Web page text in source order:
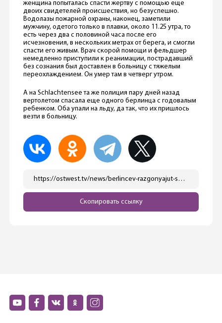
женщина попыталась спасти жертву с помощью еще
двоих свидетелей происшествия, но безуспешно.
Водолазы пожарной охраны, наконец, заметили
мужчину, одетого только в плавки, около 11.25 утра, то
есть через два с половиной часа после его
исчезновения, в нескольких метрах от берега, и смогли
спасти его живым. Врач скорой помощи и фельдшер
немедленно приступили к реанимации, пострадавший
без сознания был доставлен в больницу с тяжелым
переохлаждением. Он умер там в четверг утром.
А на Schlachtensee та же полиция пару дней назад
вертолетом спасала еще одного берлинца с годовалым
ребенком. Оба упали на льду, да так, что их пришлось
везти в больницу.
https://ostwest.tv/news/berlincev-razgonyajut-so-lda-zamerzshih-ozer/
Скопировать ссылку